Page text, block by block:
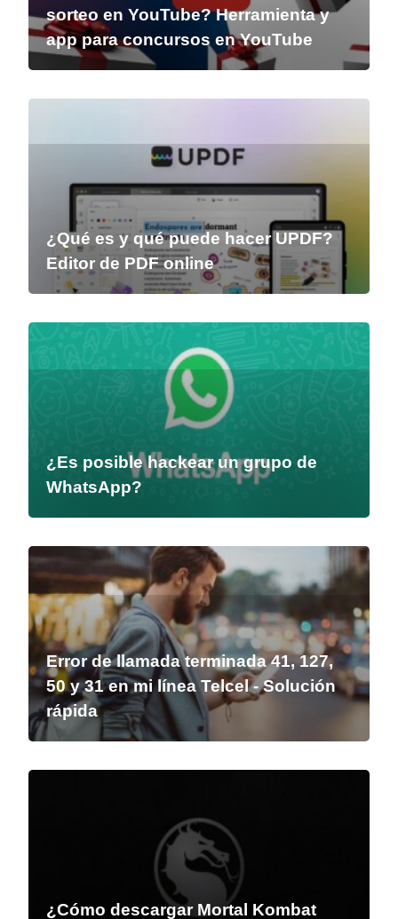
sorteo en YouTube? Herramienta y
app para concursos en YouTube
¿Qué es y qué puede hacer UPDF?
Editor de PDF online
¿Es posible hackear un grupo de
WhatsApp?
Error de llamada terminada 41, 127,
50 y 31 en mi línea Telcel - Solución
rápida
¿Cómo descargar Mortal Kombat